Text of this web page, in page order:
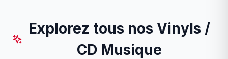
Explorez tous nos Vinyls /
CD Musique